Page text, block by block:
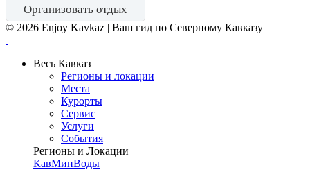
Организовать отдых
© 2026 Enjoy Kavkaz | Ваш гид по Северному Кавказу
Весь Кавказ
Регионы и локации
Места
Курорты
Сервис
Услуги
События
Регионы и Локации
КавМинВоды